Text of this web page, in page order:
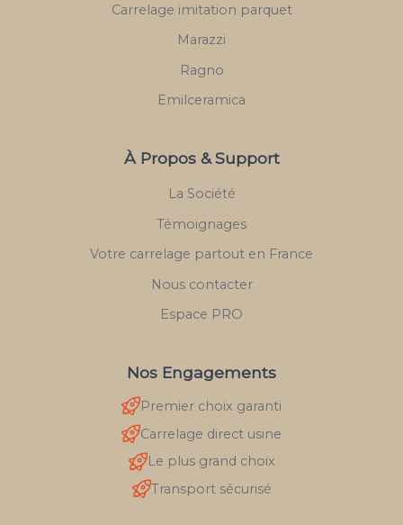
Carrelage imitation parquet
Marazzi
Ragno
Emilceramica
À Propos & Support
La Société
Témoignages
Votre carrelage partout en France
Nous contacter
Espace PRO
Nos Engagements
Premier choix garanti
Carrelage direct usine
Le plus grand choix
Transport sécurisé